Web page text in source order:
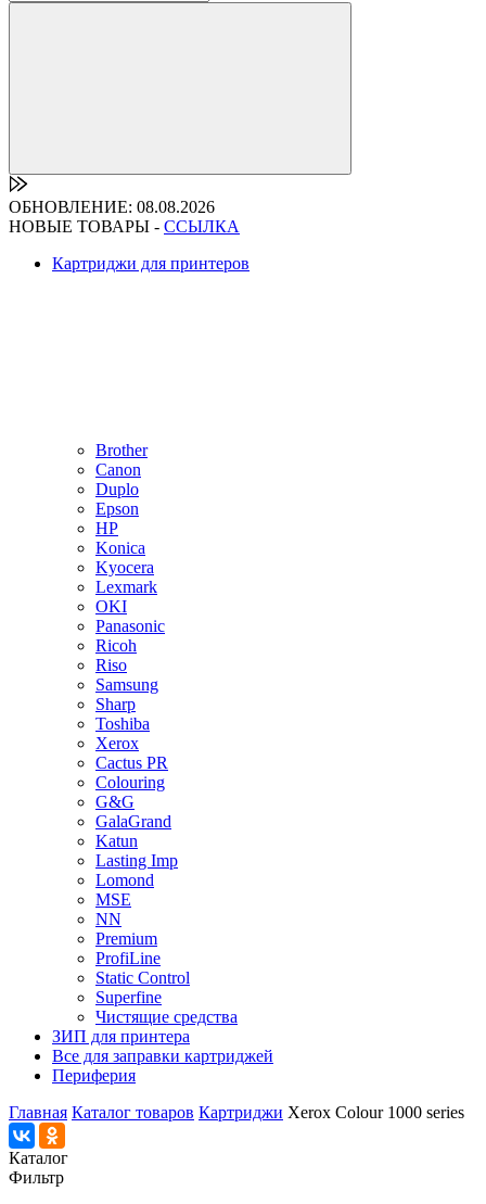
ОБНОВЛЕНИЕ: 08.08.2026
НОВЫЕ ТОВАРЫ - ССЫЛКА
Картриджи для принтеров
Brother
Canon
Duplo
Epson
HP
Konica
Kyocera
Lexmark
OKI
Panasonic
Ricoh
Riso
Samsung
Sharp
Toshiba
Xerox
Cactus PR
Colouring
G&G
GalaGrand
Katun
Lasting Imp
Lomond
MSE
NN
Premium
ProfiLine
Static Control
Superfine
Чистящие средства
ЗИП для принтера
Все для заправки картриджей
Периферия
Главная Каталог товаров Картриджи Xerox Colour 1000 series
Каталог
Фильтр